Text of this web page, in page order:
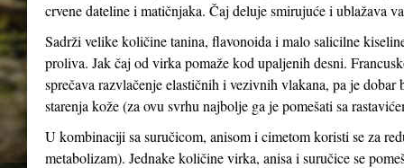
crvene dateline i matičnjaka. Čaj deluje smirujuće i ublažava
Sadrži velike količine tanina, flavonoida i malo salicilne
proliva. Jak čaj od virka pomaže kod upaljenih desni.
sprečava razvlačenje elastičnih i vezivnih vlakana, pa je
starenja kože (za ovu svrhu najbolje ga je pomešati sa
U kombinaciji sa suručicom, anisom i cimetom koristi se za
metabolizam). Jednake količine virka, anisa i suručice se